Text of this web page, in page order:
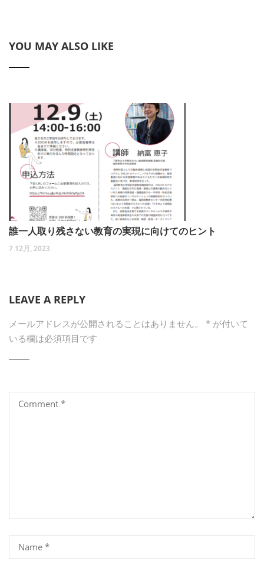
YOU MAY ALSO LIKE
誰一人取り残さない教育の実現に向けてのヒント
7 12月, 2023
LEAVE A REPLY
メールアドレスが公開されることはありません。 * が付いて
いる欄は必須項目です